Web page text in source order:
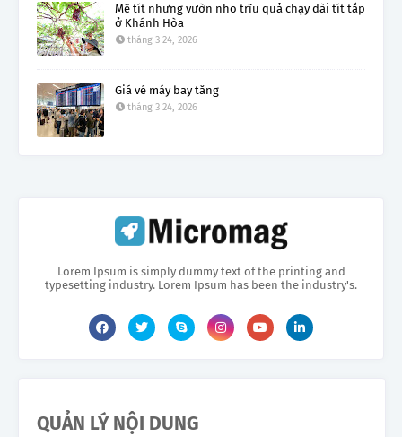
Mê tít những vườn nho trĩu quả chạy dài tít tắp
ở Khánh Hòa
tháng 3 24, 2026
Giá vé máy bay tăng
tháng 3 24, 2026
Lorem Ipsum is simply dummy text of the printing and
typesetting industry. Lorem Ipsum has been the industry's.
QUẢN LÝ NỘI DUNG